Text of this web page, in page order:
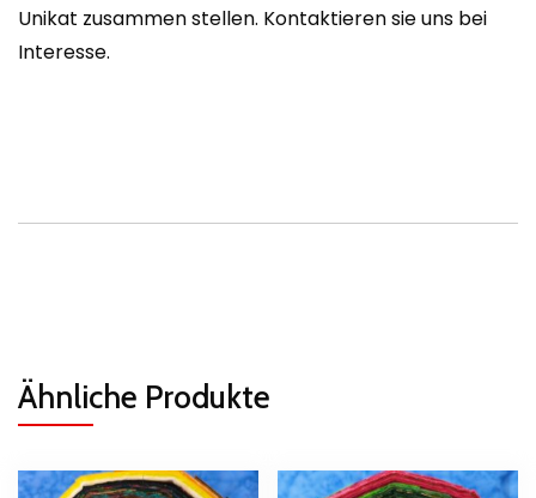
Unikat zusammen stellen. Kontaktieren sie uns bei
Interesse.
Ähnliche Produkte